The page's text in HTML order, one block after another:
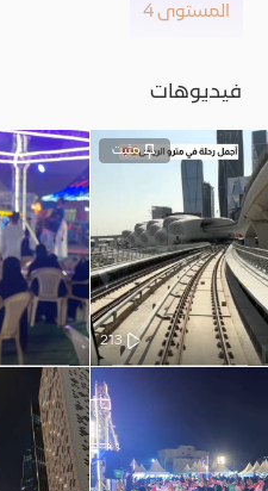
المستوى 4
فيديوهات
213
مثبت